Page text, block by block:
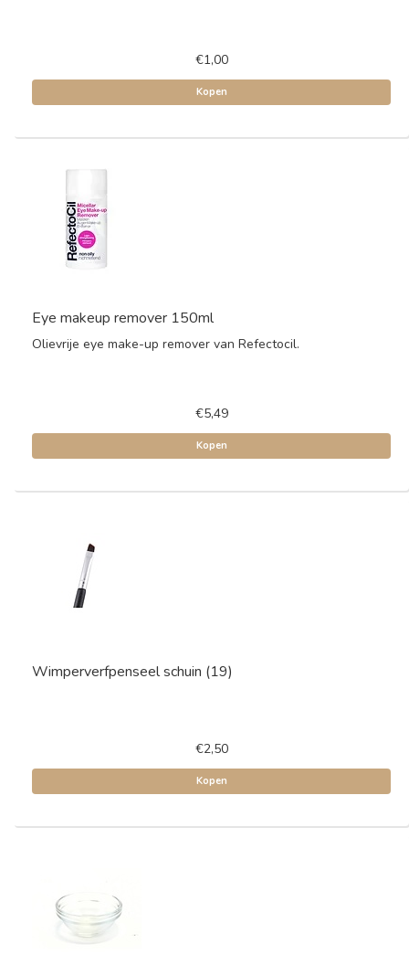
€1,00
Kopen
Eye makeup remover 150ml
Olievrije eye make-up remover van Refectocil.
€5,49
Kopen
Wimperverfpenseel schuin (19)
€2,50
Kopen